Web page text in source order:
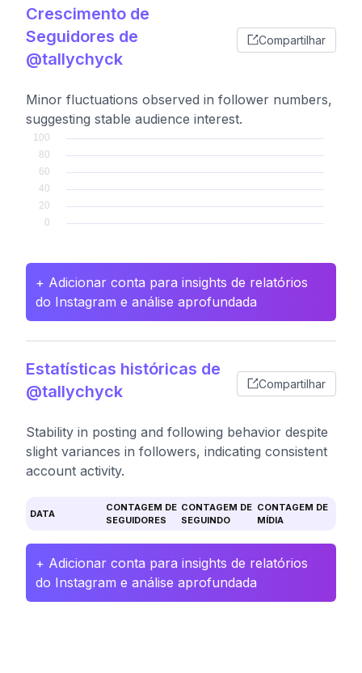
Crescimento de
Seguidores de
@tallychyck
Compartilhar
Minor fluctuations observed in follower numbers,
suggesting stable audience interest.
+ Adicionar conta para insights de relatórios
do Instagram e análise aprofundada
Estatísticas históricas de
@tallychyck
Compartilhar
Stability in posting and following behavior despite
slight variances in followers, indicating consistent
account activity.
DATA
CONTAGEM DE
SEGUIDORES
CONTAGEM DE
SEGUINDO
CONTAGEM DE
MÍDIA
+ Adicionar conta para insights de relatórios
do Instagram e análise aprofundada